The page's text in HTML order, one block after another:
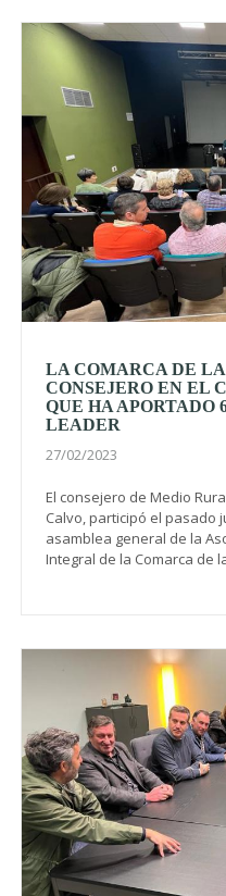
LA COMARCA DE
CONSEJERO EN EL
QUE HA APORTADO
LEADER
27/02/2023
El consejero de Medio
Calvo, participó el pasado
asamblea general de la
Integral de la Comarca de